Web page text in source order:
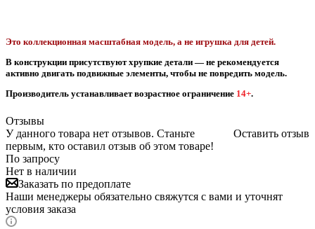
Это коллекционная масштабная модель, а не игрушка для детей.
В конструкции присутствуют хрупкие детали — не рекомендуется
активно двигать подвижные элементы, чтобы не повредить модель.
Производитель устанавливает возрастное ограничение 14+.
Отзывы
Оставить отзыв
У данного товара нет отзывов. Станьте
первым, кто оставил отзыв об этом товаре!
По запросу
Нет в наличии
Заказать по предоплате
Наши менеджеры обязательно свяжутся с вами и уточнят
условия заказа